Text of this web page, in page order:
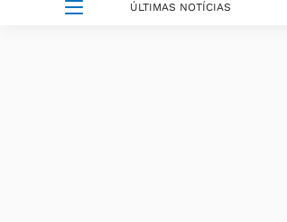
ÚLTIMAS NOTÍCIAS